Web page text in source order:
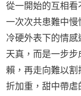
從一開始的互相
一次次共患難中
冷硬外表下的情
天真，而是一步
賴，再走向難以
折加重，甜中帶